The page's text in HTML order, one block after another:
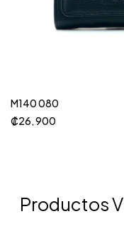
M140 080
₡26, 900
Productos